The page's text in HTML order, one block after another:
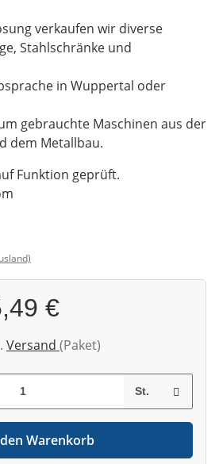
verkaufen wir diverse
Stahlschränke und
in Wuppertal oder
gebrauchte Maschinen aus der
dem Metallbau.
Funktion geprüft.
€
Versand (Paket)
St.
Warenkorb